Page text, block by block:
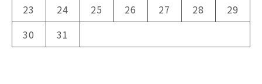
23
24 25 26 27 28
29
30
31